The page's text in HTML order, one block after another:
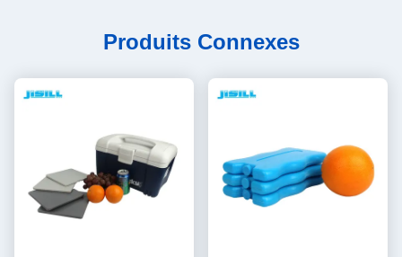
Produits Connexes